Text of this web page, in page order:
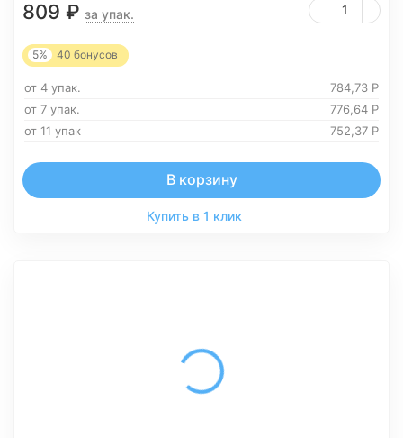
809 ₽ за упак.
5% 40 бонусов
от 4 упак. 784,73 Р
от 7 упак.
776,64 Р
от 11 упак
752,37 Р
В корзину
Купить в 1 клик